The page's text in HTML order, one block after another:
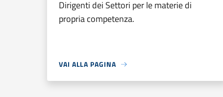
Dirigenti dei Settori per le materie di
propria competenza.
VAI ALLA PAGINA